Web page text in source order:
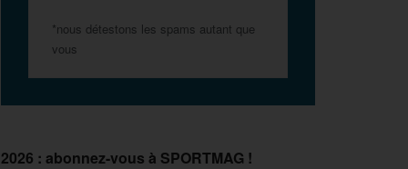
*nous détestons les spams autant que
vous
2026 : abonnez-vous à SPORTMAG !